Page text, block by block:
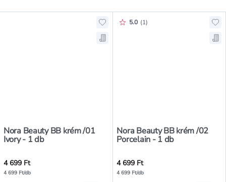
Nora Beauty BB krém /01
Ivory - 1 db
Hozzáadás a kedvencekhez,
Mentés a bevásárló listára, Nora
4 699 Ft
4 699 Ft/db
Nora Beauty BB krém /02
Porcelain - 1 db
Értékelés pontszáma:
5.0 (1)
4 699 Ft
4 699 Ft/db